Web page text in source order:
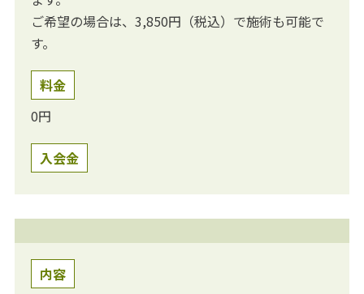
ご希望の場合は、3,850円（税込）で施術も可能で
す。
料金
0円
入会金
内容